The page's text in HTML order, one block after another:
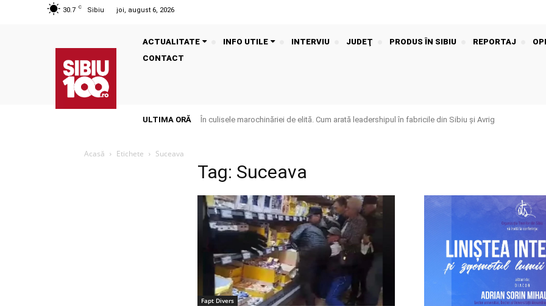
30.7 C Sibiu joi, august 6, 2026
ACTUALITATE INFO UTILE INTERVIU JUDEŢ PRODUS ÎN SIBIU REPORTAJ
CONTACT
ULTIMA ORĂ În culisele marochinăriei de elită. Cum arată leadershipul în fabricile din Sibiu și Avrig
Acasă Etichete Suceava
Tag: Suceava
Fapt Divers